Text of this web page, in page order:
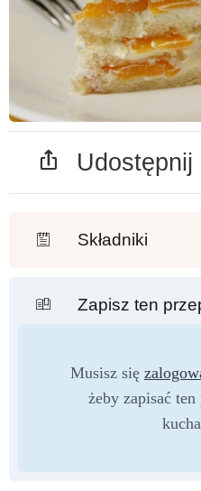
Udostępnij
Składniki
Zapisz ten
Musisz się
żeby zapisać